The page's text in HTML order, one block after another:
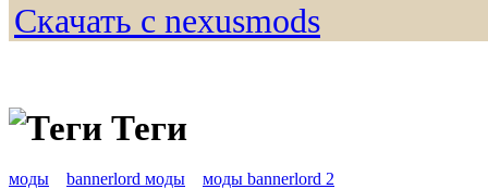
Скачать с nexusmods
Теги
моды bannerlord моды моды bannerlord 2